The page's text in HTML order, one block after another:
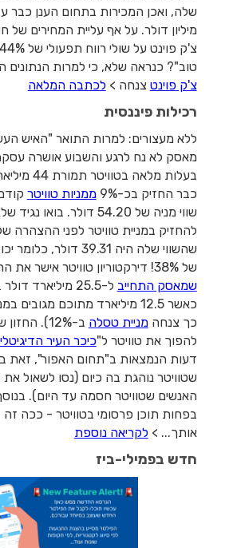
מיליון דולר. על אף עליית המחירים של
טוב"? כנראה שלא, כי למרות הנתונים
צ'ק פוינט צנחה > לכתבה המלאה
רכילות פיננסית
ללא מעצורים: למרות התואר "האיש
מאסק לא נח לרגע והשבוע אושרה
בעלות מלאה
כבר החזיק בכ-9%
ממניות טוויטר
שווי מניה של 54.20 דולר.
להחזיק במניית טוויטר לפני ההצהרה
שהשווי שלה היה 39.31
של 38%! דירקטוריון טוויטר אישר את הרכישה לאחר
שמאסק התחייב
ל-25.5 מיליארד
כאשר 12.5 מיליארד מתוכם
כך צנחהמניית טסלה
ב-12%).
להפוך את טוויטר ל"כיכר העיר
דעות הנמצאות ב"תחום האפור", זאת
שטוויטר נוהגת בה כיום (נסו לשאול את
האנשים שטוויטר חסמה עד היום).
בפחות תוכן פרסומי בטוויטר - ככה
אותך... > לקריאה נוספת
חדש בפמילי-ביז